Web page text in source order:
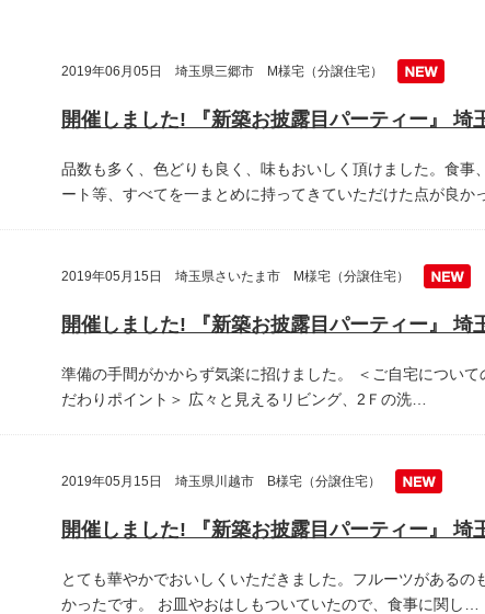
2019年06月05日 埼玉県三郷市 M様宅（分譲住宅）
品数も多く、色どりも良く、味もおいしく頂けました。食事
ート等、すべてを一まとめに持ってきていただけた点が良か
2019年05月15日 埼玉県さいたま市 M様宅（分譲住宅）
準備の手間がかからず気楽に招けました。
＜ご自宅について
だわりポイント＞ 広々と見えるリビング、2Ｆの洗…
2019年05月15日 埼玉県川越市 B様宅（分譲住宅）
とても華やかでおいしくいただきました。フルーツがあるの
かったです。
お皿やおはしもついていたので、食事に関し…